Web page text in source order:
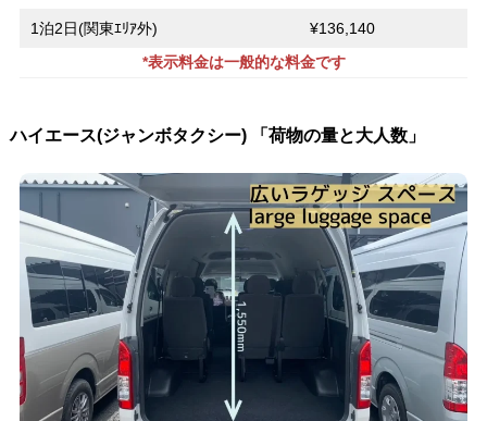
1泊2日(関東ｴﾘｱ外)
¥136,140
*表示料金は一般的な料金です
ハイエース(ジャンボタクシー) 「荷物の量と大人数」